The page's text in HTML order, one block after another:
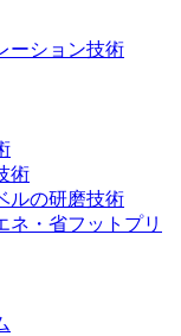
ーション技術
術
ルの研磨技術
ネ・省フットプリ